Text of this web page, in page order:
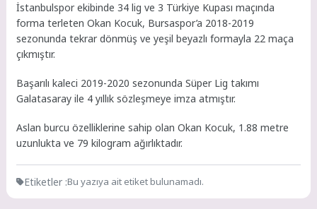
İstanbulspor ekibinde 34 lig ve 3 Türkiye Kupası maçında
forma terleten Okan Kocuk, Bursaspor’a 2018-2019
sezonunda tekrar dönmüş ve yeşil beyazlı formayla 22 maça
çıkmıştır.
Başarılı kaleci 2019-2020 sezonunda Süper Lig takımı
Galatasaray ile 4 yıllık sözleşmeye imza atmıştır.
Aslan burcu özelliklerine sahip olan Okan Kocuk, 1.88 metre
uzunlukta ve 79 kilogram ağırlıktadır.
Etiketler :Bu yazıya ait etiket bulunamadı.